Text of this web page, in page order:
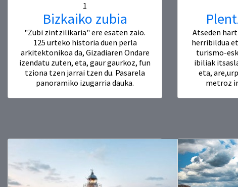
1
Bizkaiko zubia
"Zubi zintzilikaria" ere esaten zaio.
125 urteko historia duen perla
arkitektonikoa da, Gizadiaren Ondare
izendatu zuten, eta, gaur gaurkoz, fun
tziona tzen jarrai tzen du. Pasarela
panoramiko izugarria dauka.
Atseden
herribildua
turismo-
ibiliak
eta,
metroz